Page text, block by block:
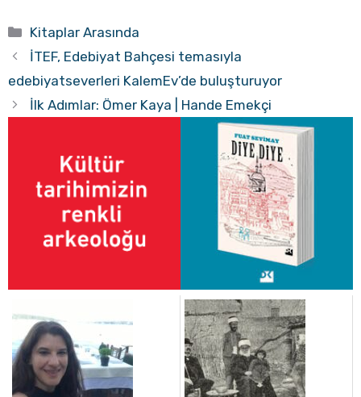
Kategoriler
Kitaplar Arasında
İTEF, Edebiyat Bahçesi temasıyla
edebiyatseverleri KalemEv’de buluşturuyor
İlk Adımlar: Ömer Kaya | Hande Emekçi